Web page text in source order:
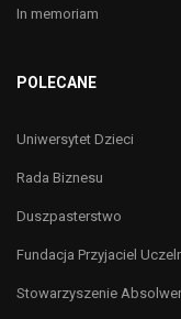
In memoriam
POLECANE
Uniwersytet Dzieci
Rada Biznesu
Duszpasterstwo
Fundacja Przyjaciel
Stowarzyszenie